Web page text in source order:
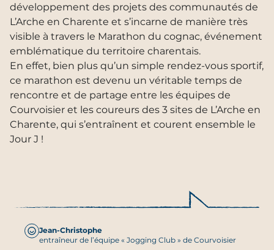
développement des projets des communautés de
L’Arche en Charente et s’incarne de manière très
visible à travers le Marathon du cognac, événement
emblématique du territoire charentais.
En effet, bien plus qu’un simple rendez-vous sportif,
ce marathon est devenu un véritable temps de
rencontre et de partage entre les équipes de
Courvoisier et les coureurs des 3 sites de L’Arche en
Charente, qui s’entraînent et courent ensemble le
Jour J !
Jean-Christophe
entraîneur de l’équipe « Jogging Club » de Courvoisier